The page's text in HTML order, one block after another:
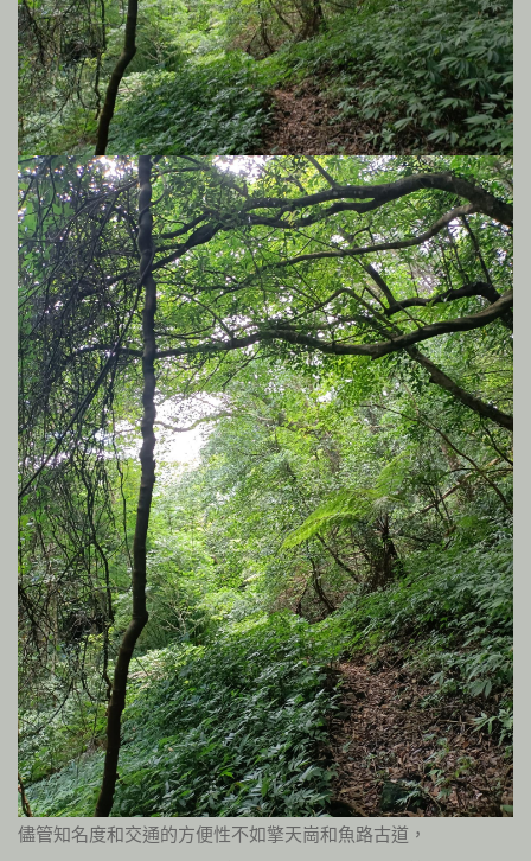
儘管知名度和交通的方便性不如擎天崗和魚路古道，